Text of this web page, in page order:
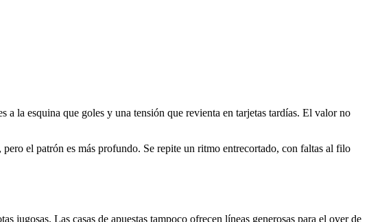
la esquina que goles y una tensión que revienta en tarjetas tardías. El valor no
el patrón es más profundo. Se repite un ritmo entrecortado, con faltas al filo
jugosas. Las casas de apuestas tampoco ofrecen líneas generosas para el over de